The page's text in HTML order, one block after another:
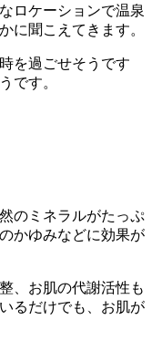
ロケーションで温泉
に聞こえてきます。
を過ごせそうです
です。
のミネラルがたっぷ
かゆみなどに効果が
、お肌の代謝活性も
るだけでも、お肌が